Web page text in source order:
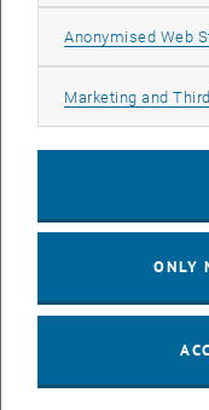
Sanierungen zu
Eurogate das weltweit
Geschoßwohnbauten
Wohnhaus für
Nullenergiehotel genau
Diese Tor beinhaltet 35
Radstrecke,
Anonymised Web
Marketing and
ONLY